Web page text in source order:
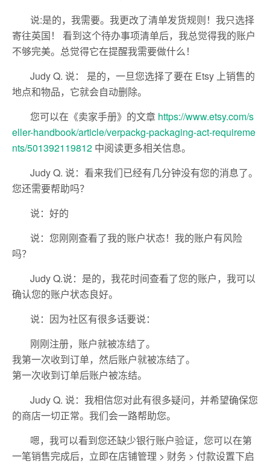
说:是的，我需要。我更改了清单发货规则！我只选择
寄往英国！ 看到这个待办事项清单后，我总觉得我的账户
不够完美。总觉得它在提醒我需要做什么！
Judy Q. 说： 是的，一旦您选择了要在 Etsy 上销售的
地点和物品，它就会自动删除。
您可以在《卖家手册》的文章 https://www.etsy.com/s
eller-handbook/article/verpackg-packaging-act-requireme
nts/501392119812 中阅读更多相关信息。
Judy Q. 说：看来我们已经有几分钟没有您的消息了。
您还需要帮助吗？
说：好的
说：您刚刚查看了我的账户状态！我的账户有风险
吗？
Judy Q.说：是的，我花时间查看了您的账户，我可以
确认您的账户状态良好。
说：因为社区有很多话要说：
刚刚注册，账户就被冻结了。
我第一次收到订单，然后账户就被冻结了。
第一次收到订单后账户被冻结。
Judy Q. 说：我相信您对此有很多疑问，并希望确保您
的商店一切正常。我们会一路帮助您。
嗯，我可以看到您还缺少银行账户验证，您可以在第
一笔销售完成后，立即在店铺管理 > 财务 > 付款设置下启